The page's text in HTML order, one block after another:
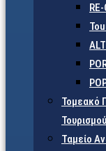
Τομεακό
Τουρισμού
Ταμείο